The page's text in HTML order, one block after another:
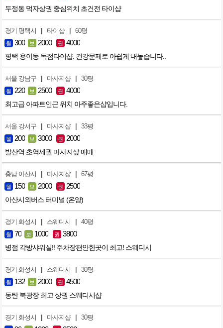
두정동 먹자상권 중심위치 초건전 타이샵
경기 평택시 | 타이샵 | 60평
월 300 보 2000 권 4000
평택 용이동 독점타이샵. 건강문제로 아쉽게 내놓습니다..
서울 강남구 | 마사지샵 | 30평
월 220 보 2500 권 4000
최고급 아파트인근 위치 아주좋은샵입니다.
서울 강서구 | 마사지샵 | 33평
월 200 보 3000 권 2000
발산역 초역세권 마사지샆 매매
충남 아산시 | 마사지샵 | 67평
월 150 보 2000 권 2500
아산시외버스 터미널 (온양)
경기 화성시 | 스웨디시 | 40평
월 70 보 1000 권 3800
병점 각방샤워실!! 주차장편안한곳이 최고! 스웨디시
경기 화성시 | 스웨디시 | 30평
월 132 보 2000 권 4500
동탄 북광장 최고 상권 스웨디시샵
경기 화성시 | 마사지샵 | 30평